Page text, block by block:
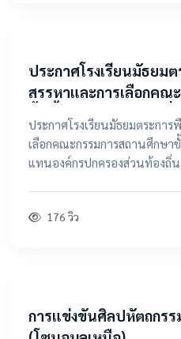
ประกาศโรงเรียนมัธยม
สรรหาและการเลือกคณ
ขั้นพื้นฐาน (กรรมการที่
ปกครองส่วนท้องถิ่น แท
ประกาศโรงเรียนมัธยมตระการ
เลือกคณะกรรมการสถานศึกษ
แทนองค์กรปกครองส่วนท้องถิ่น แทน
176 วิว
การแข่งขันศิลปหัตถกรร